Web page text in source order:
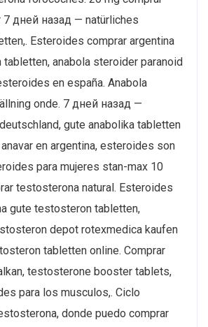
дней назад — natürliches
Esteroides comprar argentina
anabola steroider paranoid
en españa. Anabola
onde. 7 дней назад —
gute anabolika tabletten
en argentina, esteroides son
para mujeres stan-max 10
testosterona natural. Esteroides
gute testosteron tabletten,
depot rotexmedica kaufen
tabletten online. Comprar
testosterone booster tablets,
para los musculos,. Ciclo
donde puedo comprar